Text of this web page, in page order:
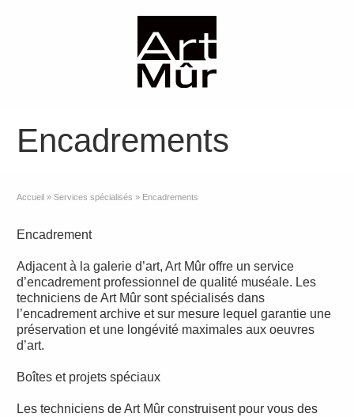
Encadrements
Accueil » Services spécialisés » Encadrements
Encadrement
Adjacent à la galerie d’art, Art Mûr offre un service
d’encadrement professionnel de qualité muséale. Les
techniciens de Art Mûr sont spécialisés dans
l’encadrement archive et sur mesure lequel garantie une
préservation et une longévité maximales aux oeuvres
d’art.
Boîtes et projets spéciaux
Les techniciens de Art Mûr construisent pour vous des